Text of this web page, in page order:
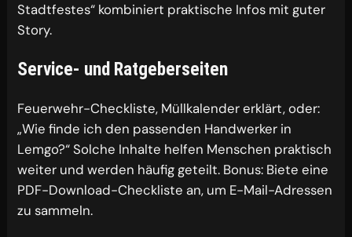
Stadtfestes“ kombiniert praktische Infos mit guter
Story.
Service- und Ratgeberseiten
Feuerwehr-Checkliste, Müllkalender erklärt, oder:
„Wie finde ich den passenden Handwerker in
Lemgo?“ Solche Inhalte helfen Menschen praktisch
weiter und werden häufig geteilt. Bonus: Biete eine
PDF-Download-Checkliste an, um E-Mail-Adressen
zu sammeln.